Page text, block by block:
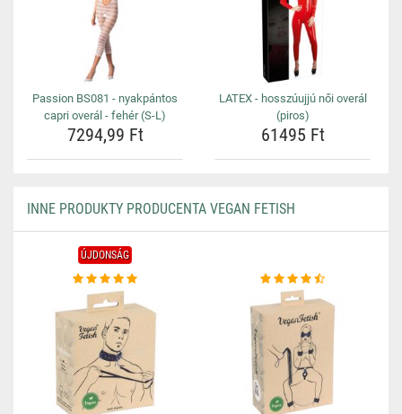
Passion BS081 - nyakpántos
capri overál - fehér (S-L)
7294,99 Ft
LATEX - hosszúujjú női overál
(piros)
61495 Ft
INNE PRODUKTY PRODUCENTA VEGAN FETISH
ÚJDONSÁG